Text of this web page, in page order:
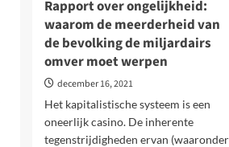
Rapport over ongelijkheid:
waarom de meerderheid van
de bevolking de miljardairs
omver moet werpen
december 16, 2021
Het kapitalistische systeem is een
oneerlijk casino. De inherente
tegenstrijdigheden ervan (waaronder